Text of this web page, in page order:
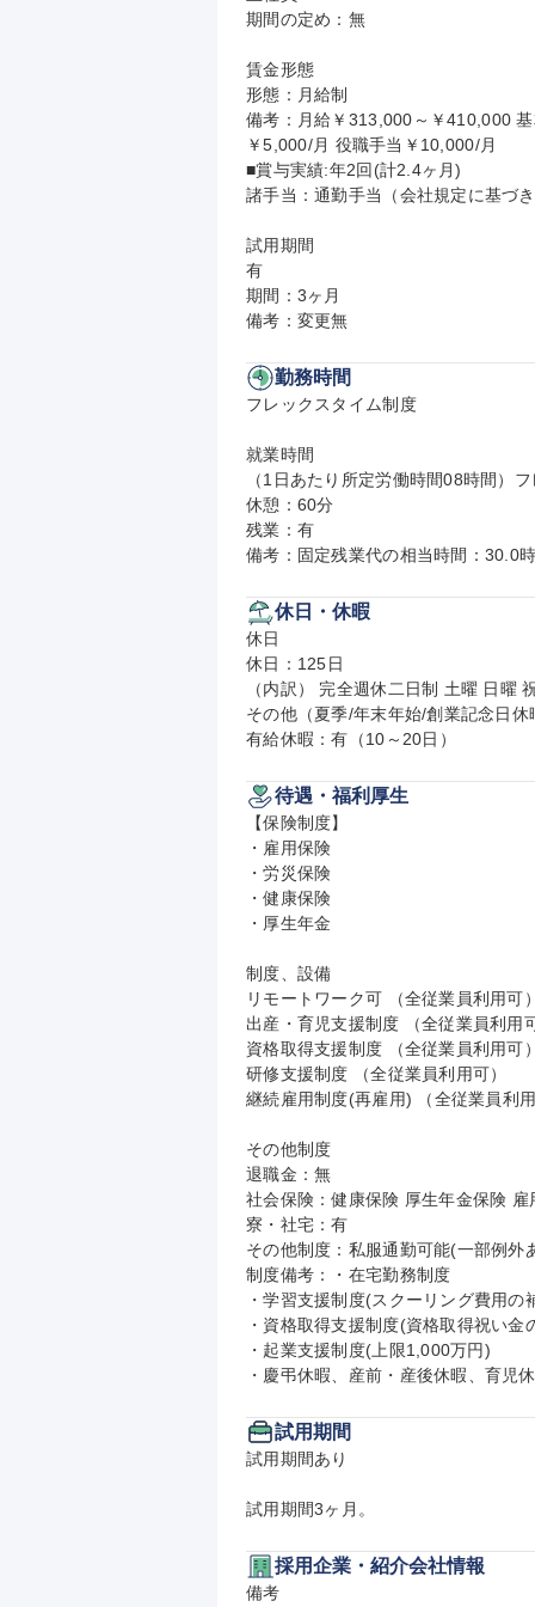
期間の定め：無
賃金形態
形態：月給制
備考：月給￥313,000～￥410,000
￥5,000/月 役職手当￥10,000/月
■賞与実績:年2回(計2.4ヶ月)
諸手当：通勤手当（会社規定に基づ
試用期間
有
期間：3ヶ月
備考：変更無
勤務時間
フレックスタイム制度
就業時間
（1日あたり所定労働時間08時間）
休憩：60分
残業：有
備考：固定残業代の相当時間：30.0
休日・休暇
休日
休日：125日
（内訳） 完全週休二日制 土曜 日曜
その他（夏季/年末年始/創業記念日
有給休暇：有（10～20日）
待遇・福利厚生
【保険制度】
・雇用保険
・労災保険
・健康保険
・厚生年金
制度、設備
リモートワーク可 （全従業員利用可
出産・育児支援制度 （全従業員利用
資格取得支援制度 （全従業員利用可
研修支援制度 （全従業員利用可）
継続雇用制度(再雇用) （全従業員利
その他制度
退職金：無
社会保険：健康保険 厚生年金保険 雇
寮・社宅：有
その他制度：私服通勤可能(一部例
制度備考：・在宅勤務制度
・学習支援制度(スクーリング費用
・資格取得支援制度(資格取得祝い
・起業支援制度(上限1,000万円)
・慶弔休暇、産前・産後休暇、育児
試用期間
試用期間あり
試用期間3ヶ月。
採用企業・紹介会社情報
備考